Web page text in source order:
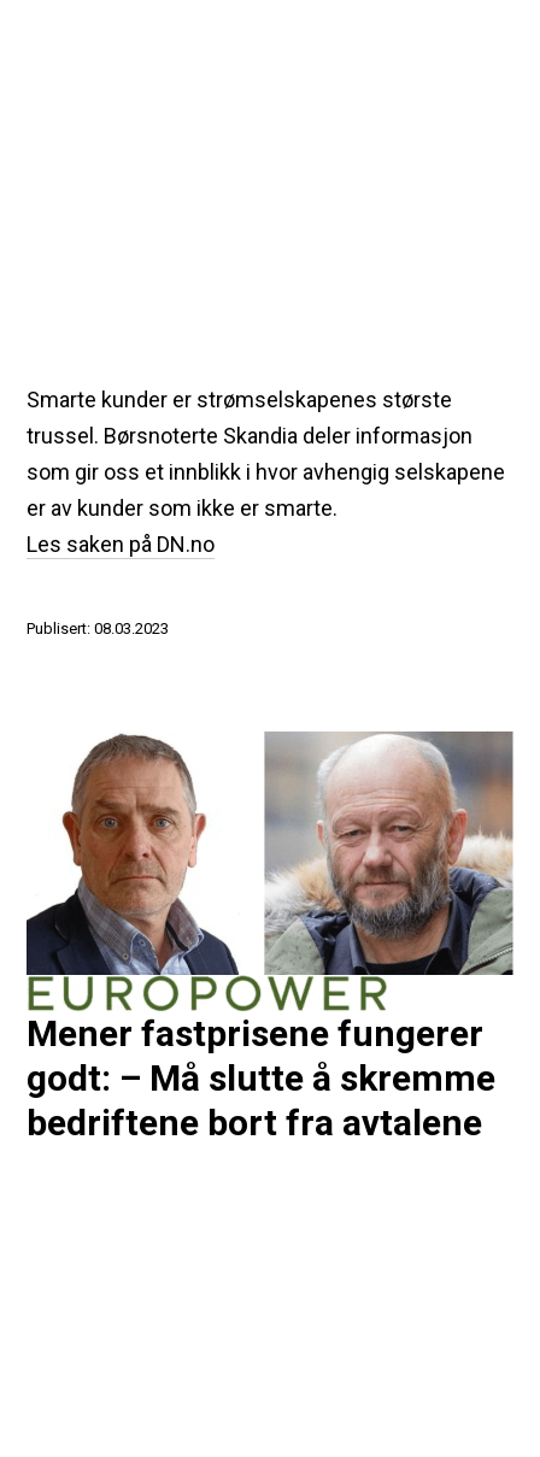
Smarte kunder er strømselskapenes største
trussel. Børsnoterte Skandia deler informasjon
som gir oss et innblikk i hvor avhengig selskapene
er av kunder som ikke er smarte.
Les saken på DN.no
Publisert: 08.03.2023
Mener fastprisene fungerer
godt: – Må slutte å skremme
bedriftene bort fra avtalene